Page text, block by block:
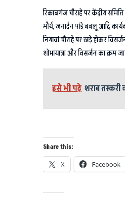
रिकाबगंज चौराहे पर केंद्रीय
मौर्य, जनार्दन पांडे बबलू आदि
नियावां चौराहे पर खड़े होकर
शोभायात्रा और विसर्जन का क्रम
इसे भी पढ़े शराब तस्करी
Share this:
X Facebook